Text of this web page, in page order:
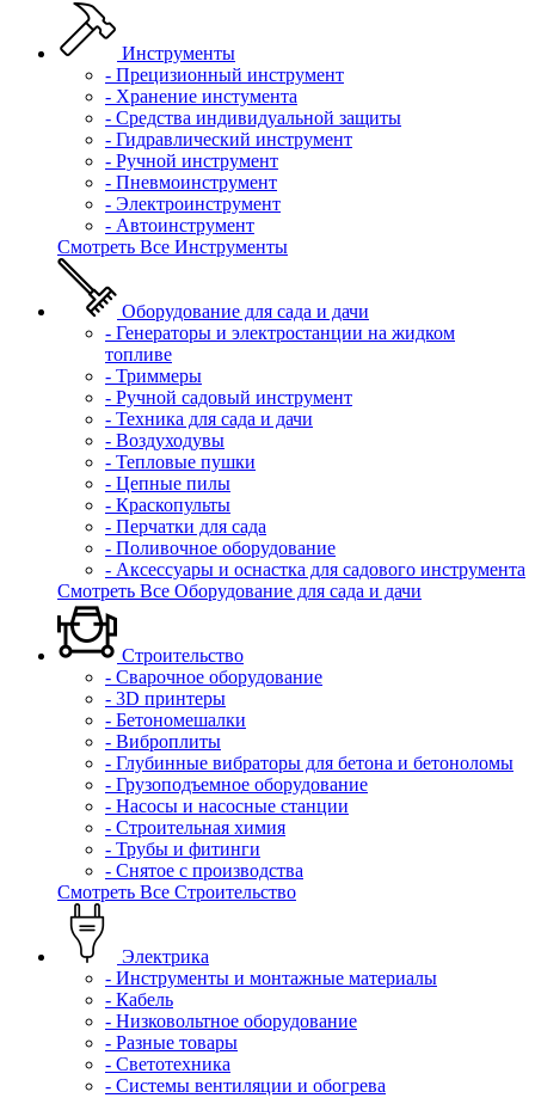
Инструменты
- Прецизионный инструмент
- Хранение инстумента
- Средства индивидуальной защиты
- Гидравлический инструмент
- Ручной инструмент
- Пневмоинструмент
- Электроинструмент
- Автоинструмент
Смотреть Все Инструменты
Оборудование для сада и дачи
- Генераторы и электростанции на жидком
топливе
- Триммеры
- Ручной садовый инструмент
- Техника для сада и дачи
- Воздуходувы
- Тепловые пушки
- Цепные пилы
- Краскопульты
- Перчатки для сада
- Поливочное оборудование
- Аксессуары и оснастка для садового инструмента
Смотреть Все Оборудование для сада и дачи
Строительство
- Сварочное оборудование
- 3D принтеры
- Бетономешалки
- Виброплиты
- Глубинные вибраторы для бетона и бетоноломы
- Грузоподъемное оборудование
- Насосы и насосные станции
- Строительная химия
- Трубы и фитинги
- Снятое с производства
Смотреть Все Строительство
Электрика
- Инструменты и монтажные материалы
- Кабель
- Низковольтное оборудование
- Разные товары
- Светотехника
- Системы вентиляции и обогрева